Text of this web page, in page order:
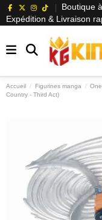
Boutique
Expédition & Livraison
Accueil Figurines manga
Country - Third Act)